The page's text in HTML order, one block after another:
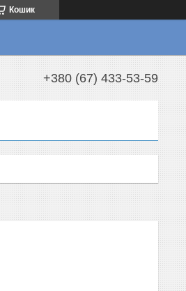
Кошик
+380 (67) 433-53-59